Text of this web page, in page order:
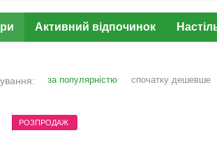
Активний відпочинок
за популярністю спочатку дешевше
РОЗПРОДАЖ